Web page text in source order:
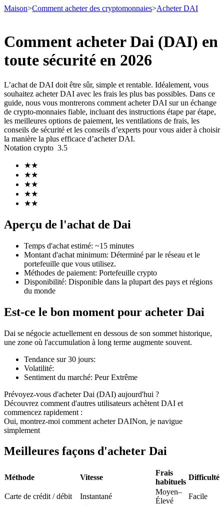
Contrats à terme
Futures utilisant l'USDT comme garantie
Futures COIN-M
Contrats à terme sur crypto-monnaie
TradFi
Produits dérivés sur actions, forex, métaux précieux et matières
premières
Futures utilisant l'USDC comme garantie
Maison>Comment acheter des cryptomonnaies>Acheter DAI
Comment acheter Dai (DAI) en
toute sécurité en 2026
L’achat de DAI doit être sûr, simple et rentable. Idéalement, vous
souhaitez acheter DAI avec les frais les plus bas possibles. Dans ce
guide, nous vous montrerons comment acheter DAI sur un échange
de crypto-monnaies fiable, incluant des instructions étape par étape,
les meilleures options de paiement, les ventilations de frais, les
conseils de sécurité et les conseils d’experts pour vous aider à choisir
la manière la plus efficace d’acheter DAI.
Notation crypto 3.5
★★
★★
★★
★★
★★
Aperçu de l'achat de Dai
Temps d'achat estimé: ~15 minutes
Montant d'achat minimum: Déterminé par le réseau et le
portefeuille que vous utilisez.
Méthodes de paiement: Portefeuille crypto
Disponibilité: Disponible dans la plupart des pays et régions
du monde
Est-ce le bon moment pour acheter Dai
Dai se négocie actuellement en dessous de son sommet historique,
une zone où l'accumulation à long terme augmente souvent.
Tendance sur 30 jours:
Volatilité:
Sentiment du marché: Peur Extrême
Prévoyez-vous d'acheter Dai (DAI) aujourd'hui ?
Découvrez comment d'autres utilisateurs achètent DAI et
commencez rapidement :
Oui, montrez-moi comment acheter DAINon, je navigue
simplement
Meilleures façons d'acheter Dai
Méthode Vitesse
Frais
habituels
Difficulté
Carte de crédit / débit Instantané
Moyen–
Élevé
Facile